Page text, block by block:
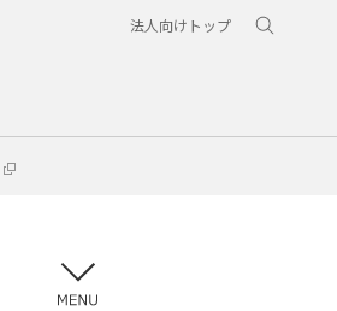
法人向けトップ